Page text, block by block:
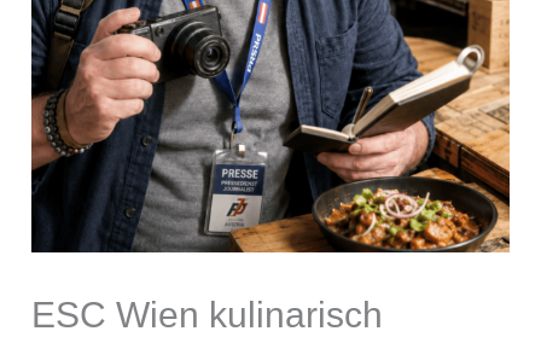
ESC Wien kulinarisch